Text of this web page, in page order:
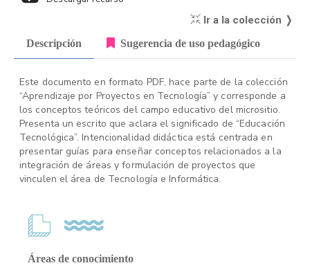
Ir a la colección ❭
Descripción Sugerencia de uso pedagógico
Este documento en formato PDF, hace parte de la colección
“Aprendizaje por Proyectos en Tecnología” y corresponde a
los conceptos teóricos del campo educativo del micrositio.
Presenta un escrito que aclara el significado de “Educación
Tecnológica”. Intencionalidad didáctica está centrada en
presentar guías para enseñar conceptos relacionados a la
integración de áreas y formulación de proyectos que
vinculen el área de Tecnología e Informática.
Áreas de conocimiento